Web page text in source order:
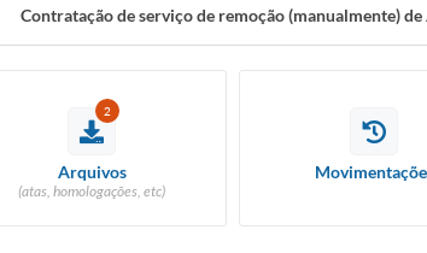
Contratação de serviço de remoção (manualmente)
2
Arquivos
(atas, homologações, etc)